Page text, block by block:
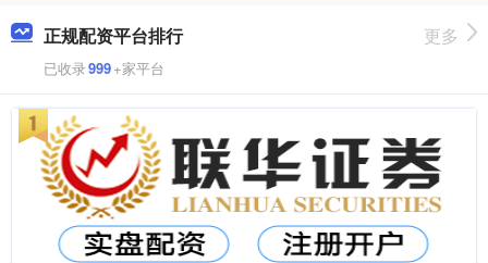
正规配资平台排行
已收录999+家平台
更多